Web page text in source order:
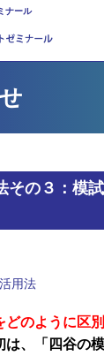
ナール
その３：模
用法
どのように区別
は、「四谷の